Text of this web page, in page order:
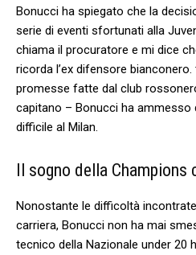
Bonucci ha spiegato che ‌la
serie di eventi sfortunati​ alla
chiama il procuratore e⁣ mi dice
ricorda​ l’ex difensore
promesse‌ fatte dal club
capitano – Bonucci ha ammesso
difficile al Milan.
Il sogno⁣ della Champions
Nonostante le difficoltà
carriera, Bonucci non ha mai
⁣tecnico della Nazionale ⁢under 20